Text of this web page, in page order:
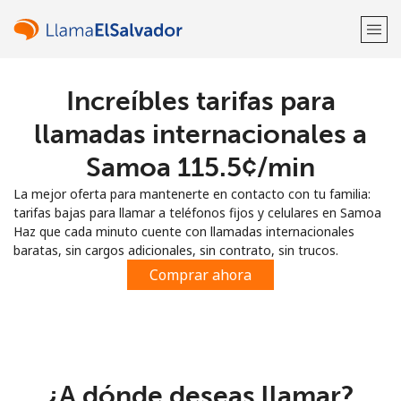
¡Bienvenido!
Regístrate con
Increíbles tarifas para
llamadas internacionales a
Samoa ⁦115.5¢⁩/min
La mejor oferta para mantenerte en contacto con tu familia:
tarifas bajas para llamar a teléfonos fijos y celulares en Samoa
Haz que cada minuto cuente con llamadas internacionales
baratas, sin cargos adicionales, sin contrato, sin trucos.
Comprar ahora